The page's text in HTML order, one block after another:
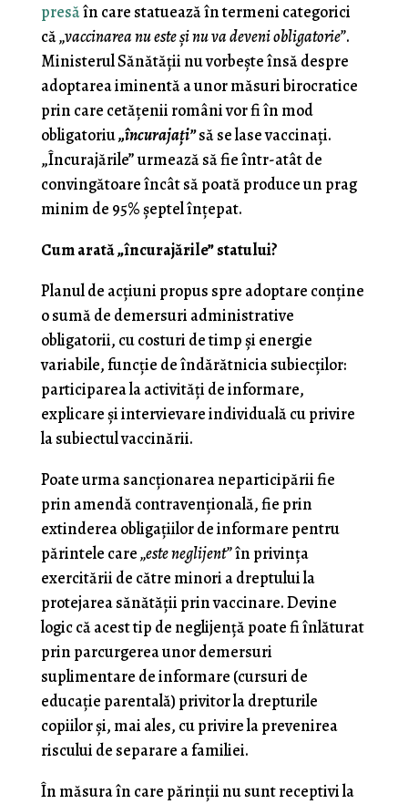
presăîn care statuează în termeni categorici
că„vaccinarea nu este şi nu va deveni obligatorie”.
Ministerul Sănătăţii nu vorbeşte însă despre
adoptarea iminentă a unor măsuri birocratice
prin care cetăţenii români vor fi în mod
obligatoriu„încurajaţi”să se lase vaccinaţi.
„Încurajările” urmează să fie într-atât de
convingătoare încât să poată produce un prag
minim de 95% şeptel înţepat.
Cum arată „încurajările” statului?
Planul de acţiuni propus spre adoptare conţine
o sumă de demersuri administrative
obligatorii, cu costuri de timp şi energie
variabile, funcţie de îndărătnicia subiecţilor:
participarea la activităţi de informare,
explicare şi intervievare individuală cu privire
la subiectul vaccinării.
Poate urma sancţionarea neparticipării fie
prin amendă contravenţională, fie prin
extinderea obligaţiilor de informare pentru
părintele care„este neglijent”în privinţa
exercitării de către minori a dreptului la
protejarea sănătăţii prin vaccinare. Devine
logic că acest tip de neglijenţă poate fi înlăturat
prin parcurgerea unor demersuri
suplimentare de informare (cursuri de
educaţie parentală) privitor la drepturile
copiilor şi, mai ales, cu privire la prevenirea
riscului de separare a familiei.
În măsura în care părinţii nu sunt receptivi la